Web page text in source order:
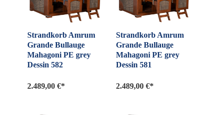
Strandkorb Amrum
Grande Bullauge
Mahagoni PE grey
Dessin 582
2.489,00 €*
Strandkorb Amrum
Grande Bullauge
Mahagoni PE grey
Dessin 581
2.489,00 €*